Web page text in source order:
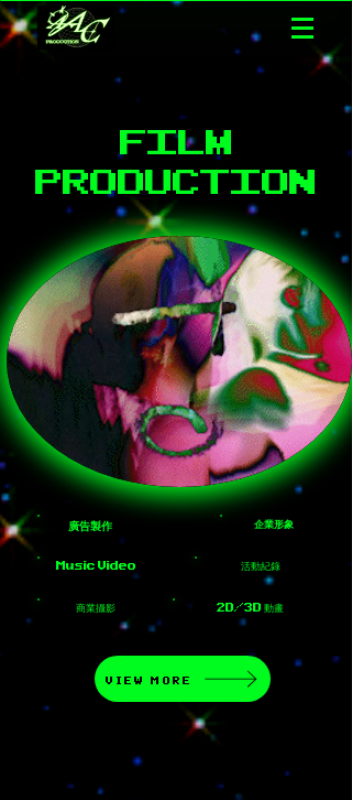
FILM
PRODUCTION
廣告製作
Music Video
商業攝影
企業形象
活動紀錄
2D/3D 動畫
VIEW MORE